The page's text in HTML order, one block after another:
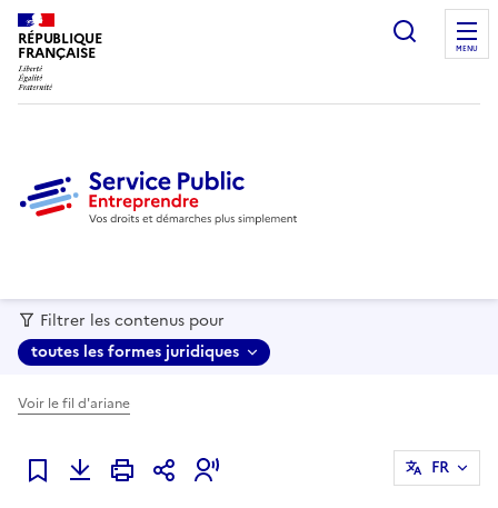
RÉPUBLIQUE
FRANÇAISE MENU
Filtrer les contenus pour
toutes les formes juridiques
Voir le fil d'ariane
Ajouter à mes favoris
FR